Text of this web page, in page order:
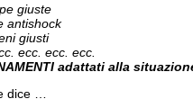
giuste
antishock
giusti
ecc. ecc. ecc.
adattati alla
dice …